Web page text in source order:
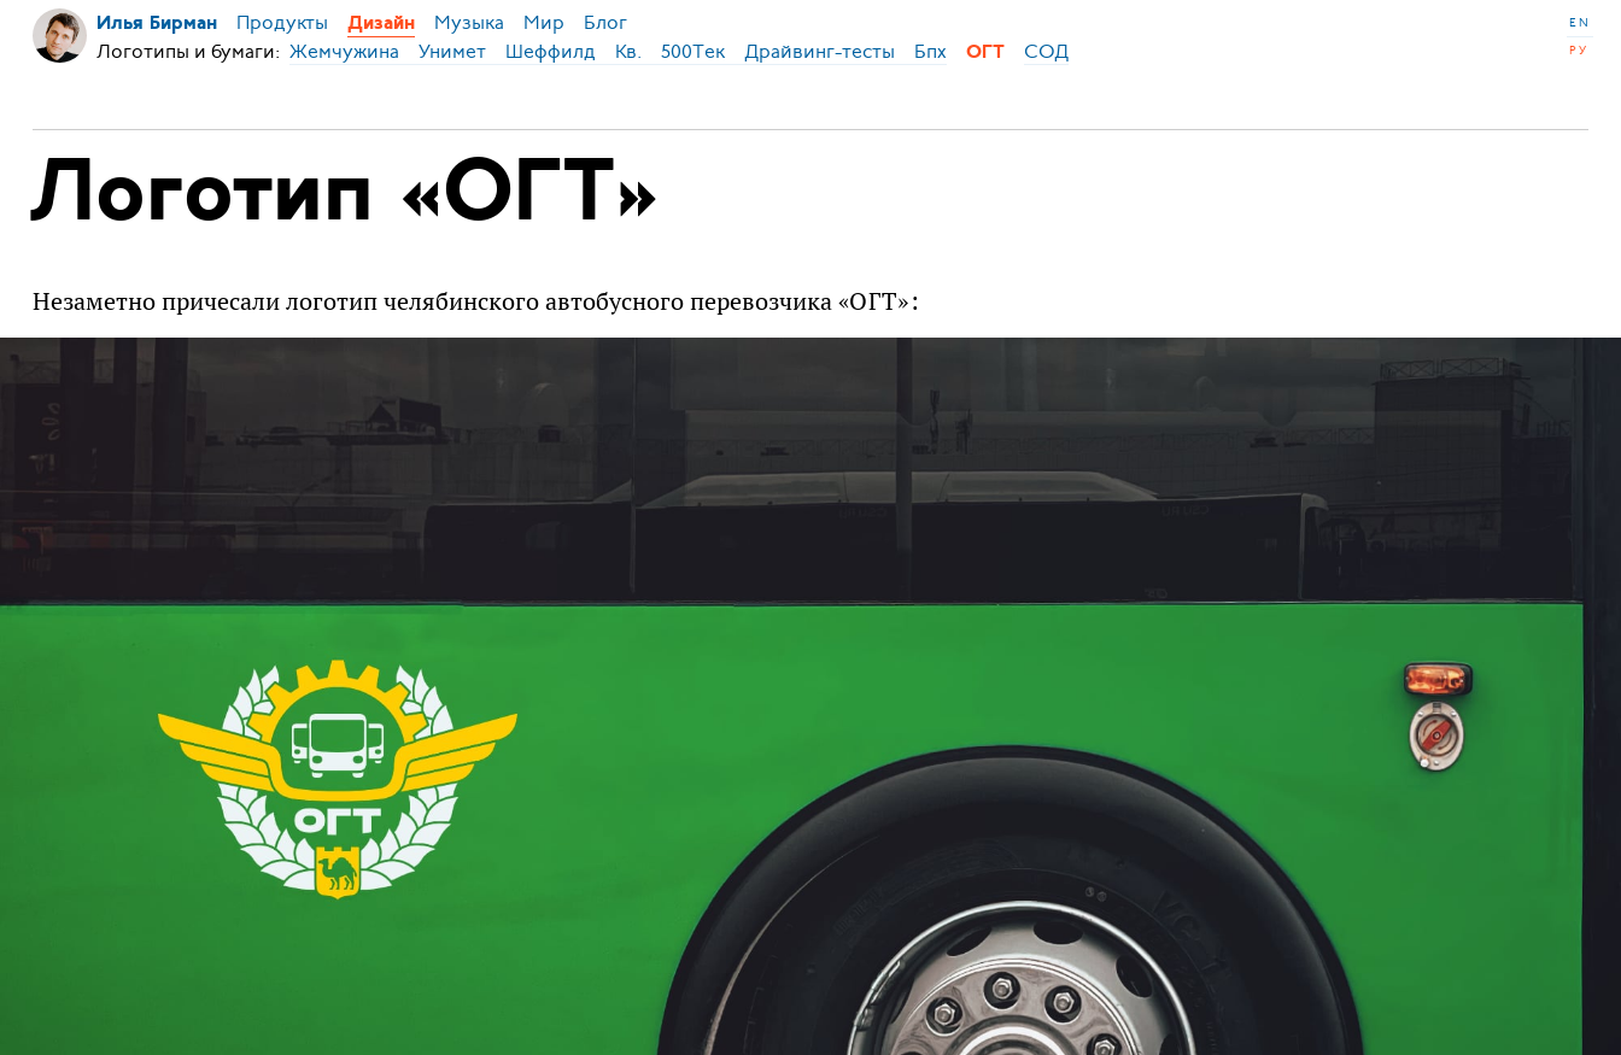
Илья Бирман Продукты Дизайн Музыка Мир Блог
EN
РУ
Логотипы и бумаги: Жемчужина Унимет Шеффилд Кв. 500Тек Драйвинг-тесты Бпх ОГТ СОД
Логотип «ОГТ»
Незаметно причесали логотип челябинского автобусного перевозчика «ОГТ»: